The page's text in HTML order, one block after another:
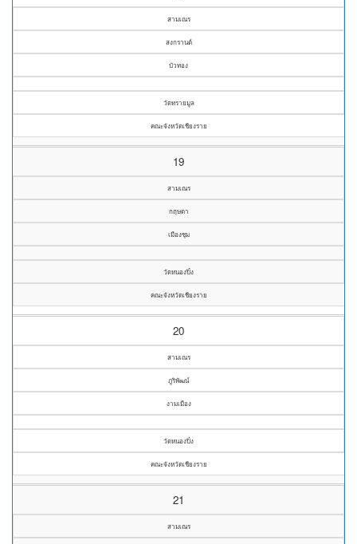
สามเณร
สงกรานต์
บัวทอง
วัดทรายมูล
คณะจังหวัดเชียงราย
19
สามเณร
กฤษดา
เมืองชุม
วัดหนองปิ๋ง
คณะจังหวัดเชียงราย
20
สามเณร
ภูริพัฒน์
งามเมือง
วัดหนองปิ๋ง
คณะจังหวัดเชียงราย
21
สามเณร